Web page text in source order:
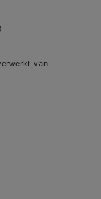
van